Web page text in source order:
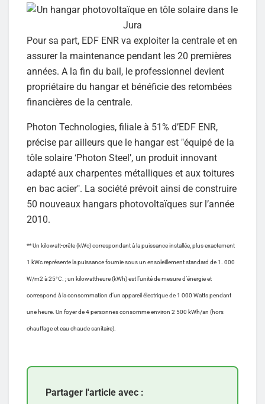
Pour sa part, EDF ENR va exploiter la centrale et en
assurer la maintenance pendant les 20 premières
années. A la fin du bail, le professionnel devient
propriétaire du hangar et bénéficie des retombées
financières de la centrale.
Photon Technologies, filiale à 51% d’EDF ENR,
précise par ailleurs que le hangar est "équipé de la
tôle solaire ‘Photon Steel’, un produit innovant
adapté aux charpentes métalliques et aux toitures
en bac acier". La société prévoit ainsi de construire
50 nouveaux hangars photovoltaïques sur l’année
2010.
** Un kilowatt-crête (kWc) correspondant à la puissance installée, plus exactement
1 kWc représente la puissance fournie sous un ensoleillement standard de 1. 000
W/m2 à 25°C. ; un kilowattheure (kWh) est l’unité de mesure d’énergie et
correspond à la consommation d’un appareil électrique de 1 000 Watts pendant
une heure. Un foyer de 4 personnes consomme environ 2 500 kWh/an (hors
chauffage et eau chaude sanitaire).
Partager l'article avec :